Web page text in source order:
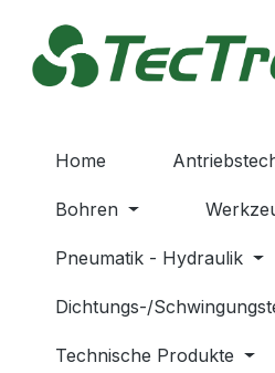
Hauptinhalt springen
Zur Suche springen
Zur Hauptnavigation
Home
Bohren
Pneumatik - Hydraulik
Dichtungs-/
Technische Produkte